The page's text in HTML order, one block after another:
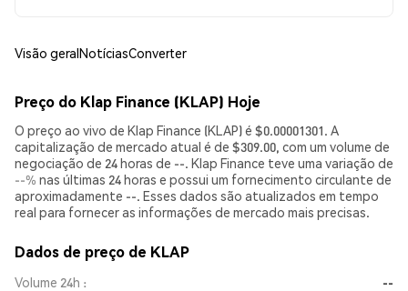
Visão geralNotíciasConverter
Preço do Klap Finance (KLAP) Hoje
O preço ao vivo de Klap Finance (KLAP) é $0.00001301. A
capitalização de mercado atual é de $309.00, com um volume de
negociação de 24 horas de --. Klap Finance teve uma variação de
--% nas últimas 24 horas e possui um fornecimento circulante de
aproximadamente --. Esses dados são atualizados em tempo
real para fornecer as informações de mercado mais precisas.
Dados de preço de KLAP
Volume 24h
--